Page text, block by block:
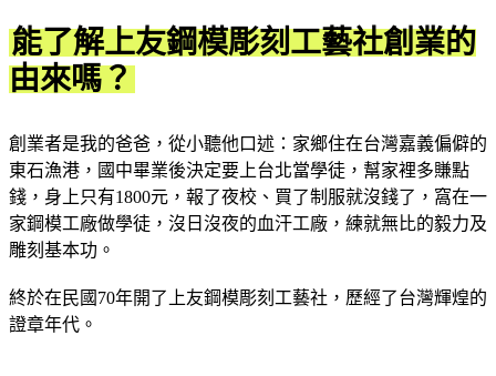
能了解上友鋼模彫刻工藝社創業的
由來嗎？
創業者是我的爸爸，從小聽他口述：家鄉住在台灣嘉義偏僻的
東石漁港，國中畢業後決定要上台北當學徒，幫家裡多賺點
錢，身上只有1800元，報了夜校、買了制服就沒錢了，窩在一
家鋼模工廠做學徒，沒日沒夜的血汗工廠，練就無比的毅力及
雕刻基本功。
終於在民國70年開了上友鋼模彫刻工藝社，歷經了台灣輝煌的
證章年代。